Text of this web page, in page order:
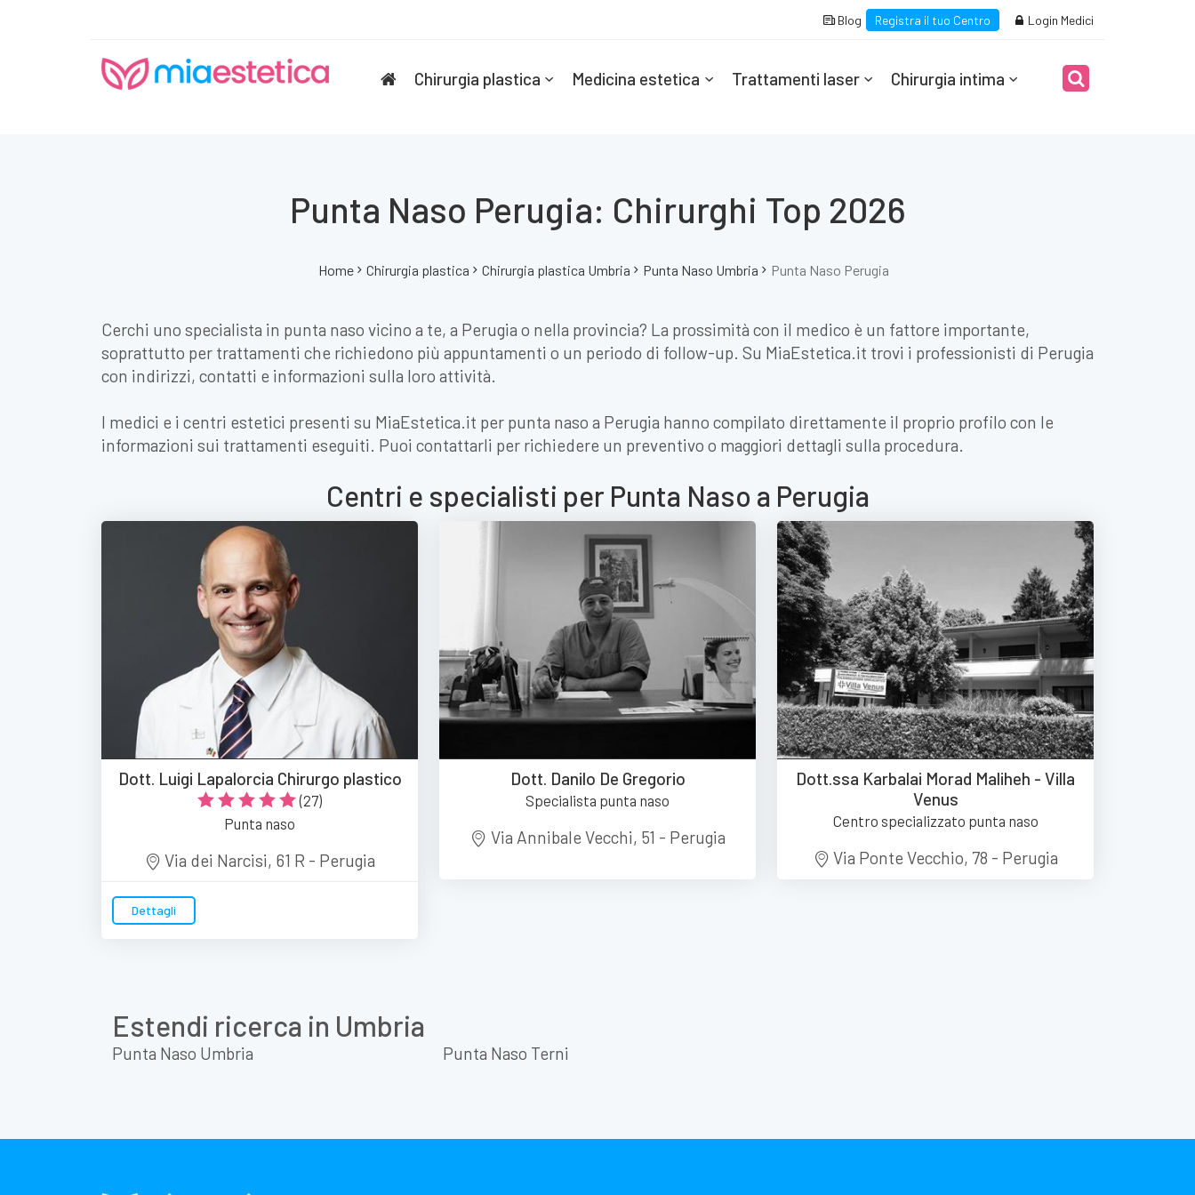
Blog Registra il tuo Centro Login Medici
Chirurgia plastica Medicina estetica Trattamenti laser Chirurgia intima
Punta Naso Perugia: Chirurghi Top 2026
Home Chirurgia plastica Chirurgia plastica Umbria Punta Naso Umbria Punta Naso Perugia
Cerchi uno specialista in punta naso vicino a te, a Perugia o nella provincia? La prossimità con il medico è un fattore importante,
soprattutto per trattamenti che richiedono più appuntamenti o un periodo di follow-up. Su MiaEstetica.it trovi i professionisti di Perugia
con indirizzi, contatti e informazioni sulla loro attività.
I medici e i centri estetici presenti su MiaEstetica.it per punta naso a Perugia hanno compilato direttamente il proprio profilo con le
informazioni sui trattamenti eseguiti. Puoi contattarli per richiedere un preventivo o maggiori dettagli sulla procedura.
Centri e specialisti per Punta Naso a Perugia
Dott. Luigi Lapalorcia Chirurgo plastico
(27)
Punta naso
Via dei Narcisi, 61 R - Perugia
Dettagli
Dott. Danilo De Gregorio
Specialista punta naso
Via Annibale Vecchi, 51 - Perugia
Dott.ssa Karbalai Morad Maliheh - Villa
Venus
Centro specializzato punta naso
Via Ponte Vecchio, 78 - Perugia
Estendi ricerca in Umbria
Punta Naso Umbria Punta Naso Terni